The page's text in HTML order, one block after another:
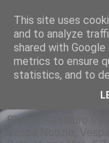
Blog di Restauro
Vespa Notizie,
This site uses
and to analyze
shared with
metrics to ensure
statistics, and to